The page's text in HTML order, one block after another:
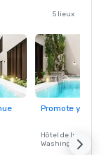
5 lieux
Promote your
Hôtel de luxe à
Washington